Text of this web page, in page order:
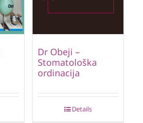
Dr Obeji –
Stomatološka
ordinacija
Details